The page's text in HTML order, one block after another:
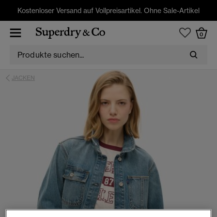
Kostenloser Versand auf Vollpreisartikel. Ohne Sale-Artikel
0
JACKEN